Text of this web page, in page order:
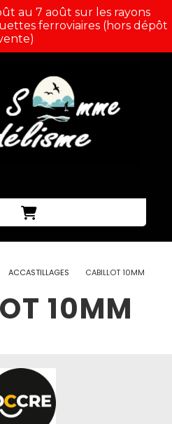
au 7 août sur les rayons
ferroviaires (hors dépôt
ACCASTILLAGES CABILLOT 10MM
10MM